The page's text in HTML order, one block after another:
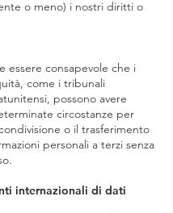
o meno) i nostri diritti o
essere consapevole che i
come i tribunali
possono avere
circostanze per
o il trasferimento
personali a terzi senza
internazionali di dati